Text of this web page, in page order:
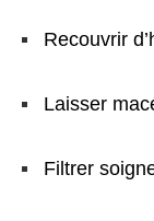
Recouvrir
Laisser
Filtrer